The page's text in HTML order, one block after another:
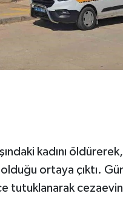
kadını
ortaya çıktı.
tutuklanarak